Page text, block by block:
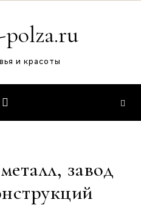
и красоты
завод